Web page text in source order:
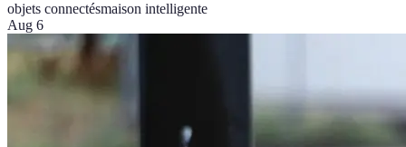
objets connectésmaison intelligente
Aug 6